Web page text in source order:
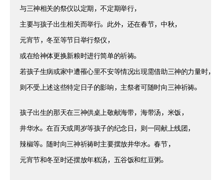
与三神相关的祭仪以定期，不定期举行，
主要与孩子出生相关而举行。此外，还在春节，中秋，
元宵节，冬至等节日举行祭仪，
或在给神体更换新粮时进行简单的祈祷。
若孩子生病或家中遭罹心里不安等情况出现需借助三神的力量时，
则不受上述这些特定日子的影响，主祭者可随时向三神祈祷。
孩子出生的那天在三神供桌上敬献海带，海带汤，米饭，
井华水。在百天或周岁等孩子的纪念日，则一同献上线团，
辣椒等。随时向三神祈祷时主要摆放井华水。春节，
元宵节和冬至时还摆放年糕汤，五谷饭和红豆粥。